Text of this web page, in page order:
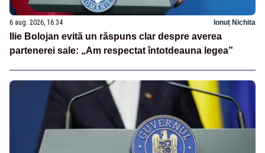
6 aug. 2026, 16:34 Ionuț Nichita
Ilie Bolojan evită un răspuns clar despre averea
partenerei sale: „Am respectat întotdeauna legea”